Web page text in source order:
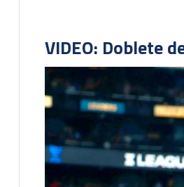
VIDEO: Doblete